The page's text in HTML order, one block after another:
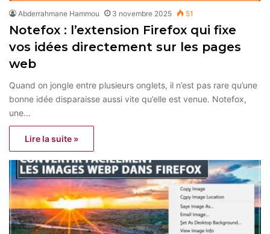
Abderrahmane Hammou 3 novembre 2025 51
Notefox : l’extension Firefox qui fixe
vos idées directement sur les pages
web
Quand on jongle entre plusieurs onglets, il n’est pas rare qu’une
bonne idée disparaisse aussi vite qu’elle est venue. Notefox,
une…
Lire la suite »